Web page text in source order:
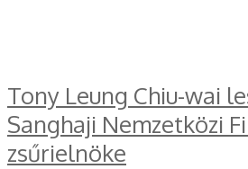
Tony Leung Chiu-wai
Sanghaji Nemzetközi
zsűrielnöke